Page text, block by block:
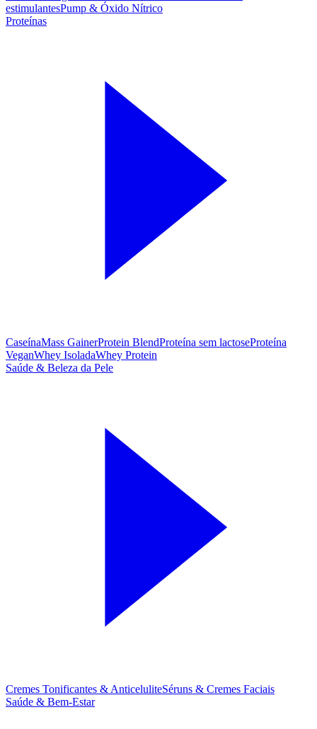
estimulantesPump & Óxido Nítrico
Proteínas
CaseínaMass GainerProtein BlendProteína sem lactoseProteína
VeganWhey IsoladaWhey Protein
Saúde & Beleza da Pele
Cremes Tonificantes & AnticeluliteSéruns & Cremes Faciais
Saúde & Bem-Estar